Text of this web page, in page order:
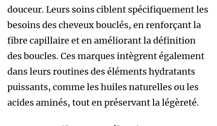
douceur. Leurs soins ciblent spécifiquement les
besoins des cheveux bouclés, en renforçant la
fibre capillaire et en améliorant la définition
des boucles. Ces marques intègrent également
dans leurs routines des éléments hydratants
puissants, comme les huiles naturelles ou les
acides aminés, tout en préservant la légèreté.